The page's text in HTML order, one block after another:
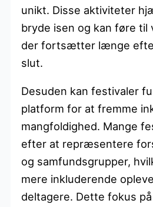
unikt. Disse aktiviteter
bryde isen og kan føre til
der fortsætter længe
slut.
Desuden kan festivaler
platform for at fremme
mangfoldighed. Mange
efter at repræsentere
og samfundsgrupper,
mere inkluderende
deltagere. Dette fokus